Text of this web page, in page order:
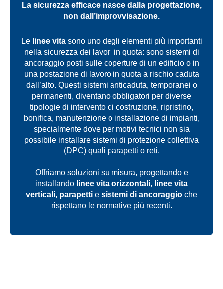
La sicurezza efficace nasce dalla progettazione,
non dall’improvvisazione.
Le linee vitasono uno degli elementi più importanti
nella sicurezza dei lavori in quota: sono sistemi di
ancoraggio posti sulle coperture di un edificio o in
una postazione di lavoro in quota a rischio caduta
dall’alto. Questi sistemi anticaduta, temporanei o
permanenti, diventano obbligatori per diverse
tipologie di intervento di costruzione, ripristino,
bonifica, manutenzione o installazione di impianti,
specialmente dove per motivi tecnici non sia
possibile installare sistemi di protezione collettiva
(DPC) quali parapetti o reti.
Offriamo soluzioni su misura, progettando e
installando linee vita orizzontali, linee vita
verticali, parapetti e sistemi di ancoraggio che
rispettano le normative più recenti.